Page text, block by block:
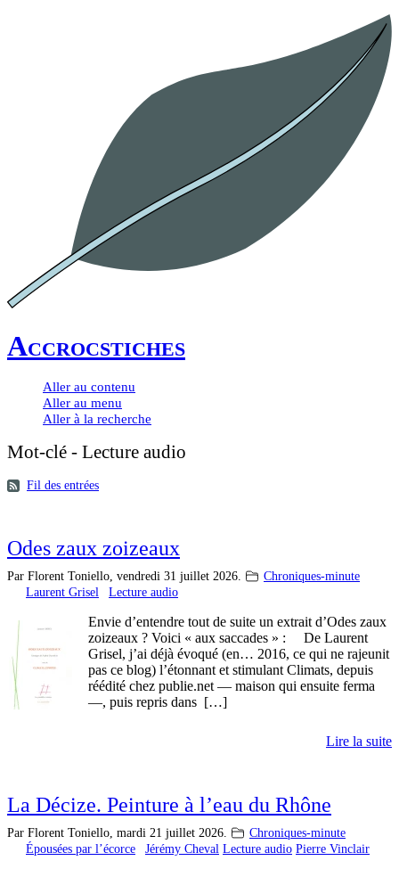
Accrocstiches
Aller au contenu
Aller au menu
Aller à la recherche
Mot-clé - Lecture audio
Fil des entrées
Odes zaux zoizeaux
Par Florent Toniello, vendredi 31 juillet 2026.
Chroniques-minute
Laurent Grisel
Lecture audio
Envie d’entendre tout de suite un extrait d’Odes zaux
zoizeaux ? Voici « aux saccades » : De Laurent
Grisel, j’ai déjà évoqué (en… 2016, ce qui ne rajeunit
pas ce blog) l’étonnant et stimulant Climats, depuis
réédité chez publie.net — maison qui ensuite ferma
—, puis repris dans […]
Lire la suite
La Décize. Peinture à l’eau du Rhône
Par Florent Toniello, mardi 21 juillet 2026.
Chroniques-minute
Épousées par l’écorce
Jérémy Cheval Lecture audio Pierre Vinclair